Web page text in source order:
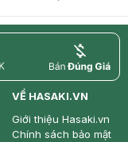
price
VỀ HASAKI.VN
Giới thiệu Hasaki.vn
Chính sách bảo mật